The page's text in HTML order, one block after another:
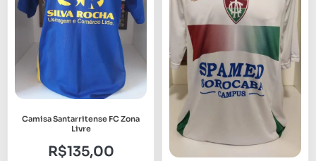
Camisa Santarritense FC Zona
Livre
R$135,00